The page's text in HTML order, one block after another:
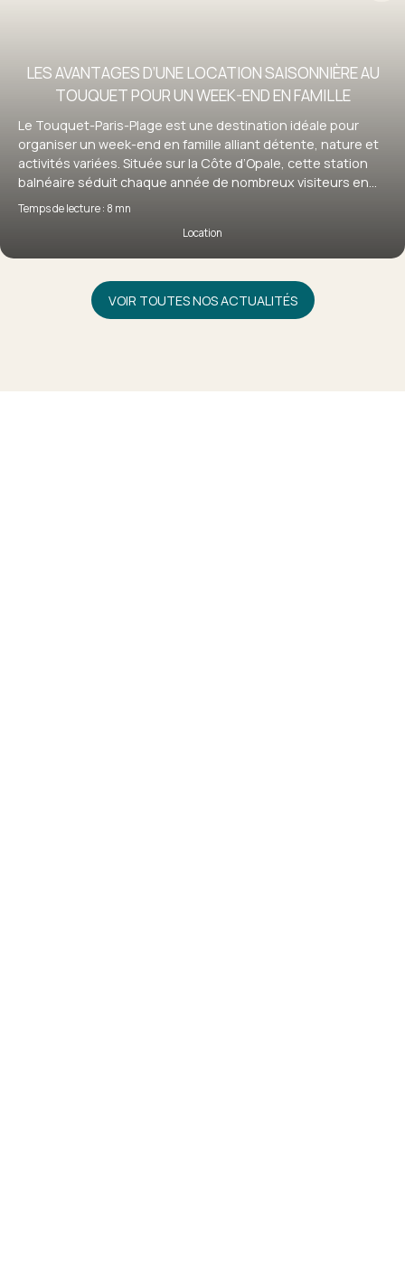
LES AVANTAGES D’UNE LOCATION SAISONNIÈRE AU
TOUQUET POUR UN WEEK-END EN FAMILLE
Le Touquet-Paris-Plage est une destination idéale pour
organiser un week-end en famille alliant détente, nature et
activités variées. Située sur la Côte d’Opale, cette station
balnéaire séduit chaque année de nombreux visiteurs en
quête d’évasion. Pour profiter pleinement de votre séjour, la
location saisonnière au Touquet s’impose comme une
solution particulièrement adaptée, offrant confort,
flexibilité et autonomie. Découvrez pourquoi louer un bien
au Touquet est le choix idéal pour un week-end en famille
Temps de lecture : 8 mn
Location
VOIR TOUTES NOS ACTUALITÉS